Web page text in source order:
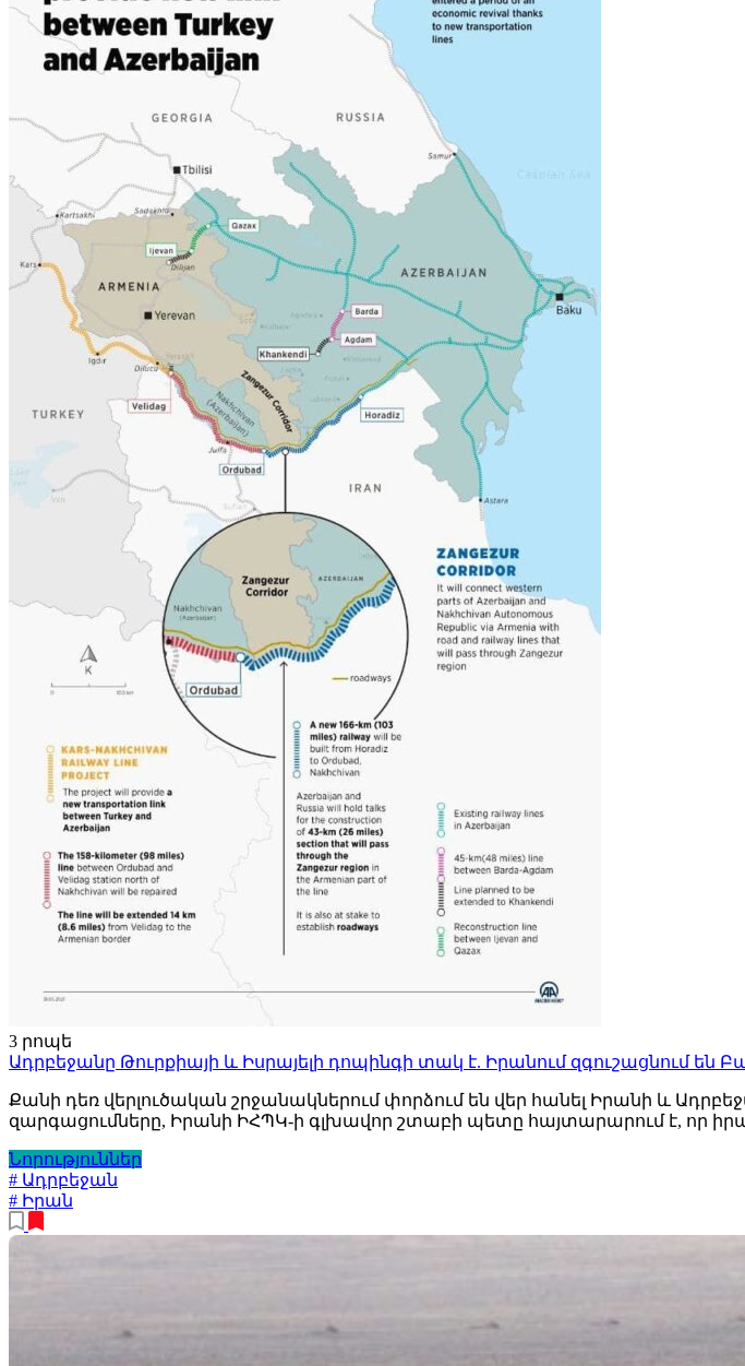
3 րոպե
Ադրբեջանը Թուրքիայի և Իսրայելի դոպինգի տակ է. Իրանում զգուշացնում են
Քանի դեռ վերլուծական շրջանակներում փորձում են վեր հանել Իրանի և
զարգացումները, Իրանի ԻՀՊԿ-ի գլխավոր շտաբի պետը հայտարարում է, որ
Նորություններ
# Ադրբեջան
# Իրան